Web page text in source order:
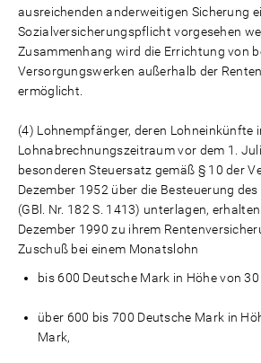
ausreichenden anderweitigen Sicherung
Sozialversicherungspflicht vorgesehen
Zusammenhang wird die Errichtung von
Versorgungswerken außerhalb der
ermöglicht.
(4) Lohnempfänger, deren Lohneinkünfte
Lohnabrechnungszeitraum vor dem 1.
besonderen Steuersatz gemäß § 10 der
Dezember 1952 über die Besteuerung
(GBl. Nr. 182 S. 1413) unterlagen, erhalten
Dezember 1990 zu ihrem
Zuschuß bei einem Monatslohn
bis 600 Deutsche Mark in Höhe von
über 600 bis 700 Deutsche Mark in
Mark,